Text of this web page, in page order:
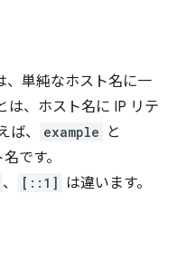
、単純なホスト名に一
は、ホスト名に IP リテ
、
example と
です。
、 [::1] は違います。